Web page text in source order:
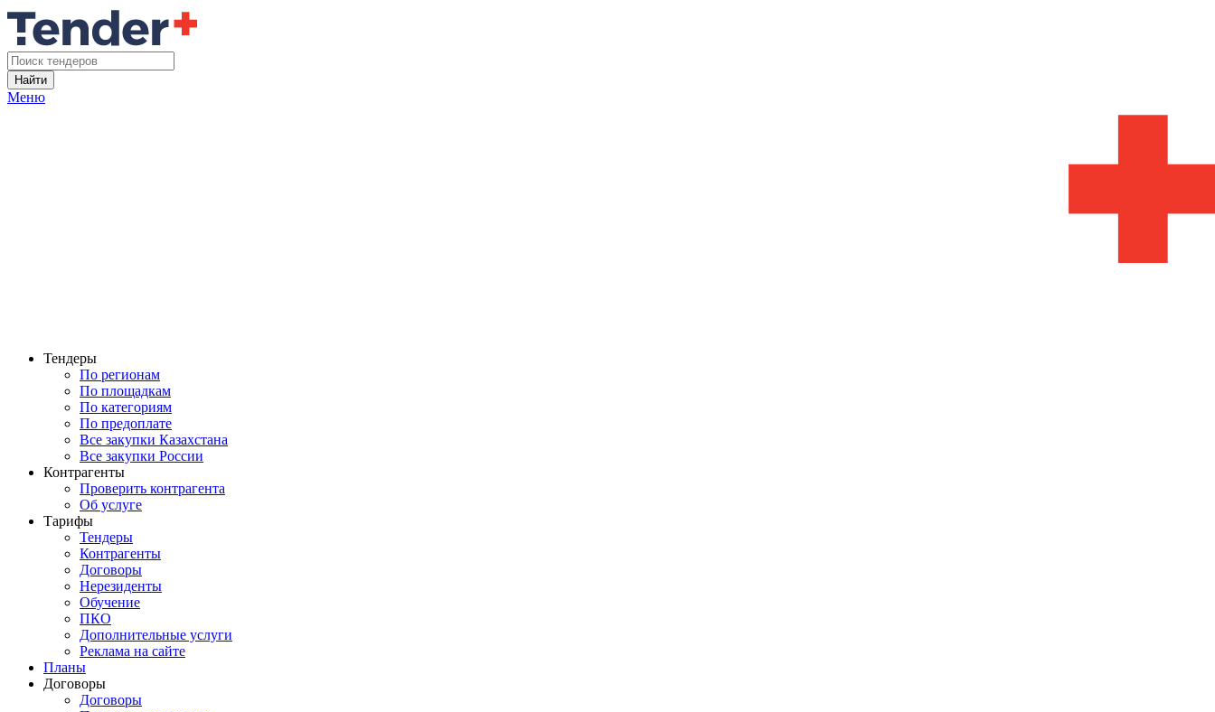
Найти
Меню
Тендеры
По регионам
По площадкам
По категориям
По предоплате
Все закупки Казахстана
Все закупки России
Контрагенты
Проверить контрагента
Об услуге
Тарифы
Тендеры
Контрагенты
Договоры
Нерезиденты
Обучение
ПКО
Дополнительные услуги
Реклама на сайте
Планы
Договоры
Договоры